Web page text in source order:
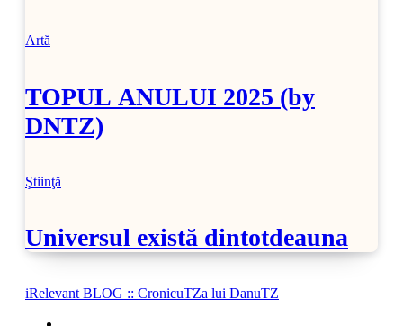
Artă
TOPUL ANULUI 2025 (by
DNTZ)
Ştiinţă
Universul există dintotdeauna
iRelevant BLOG :: CronicuTZa lui DanuTZ